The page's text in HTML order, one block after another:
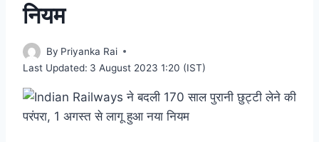
नियम
By Priyanka Rai
Last Updated: 3 August 2023 1:20 (IST)